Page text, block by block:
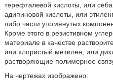
терефталевой кислоты, или
адипиновой кислоты, или
либо части упомянутых
Кроме этого в резистивном
материале в качестве
или хлористый метилен, или
растворяющие полимерное
На чертежах изображено: